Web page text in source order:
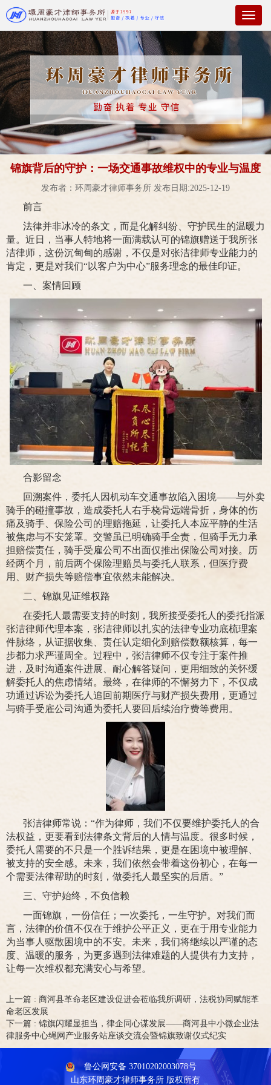
Toggle
锦旗背后的守护：一场交通事故维权中的专业与温度
发布者：环周豪才律师事务所 发布日期:2025-12-19
前言
法律并非冰冷的条文，而是化解纠纷、守护民生的温暖力
量。近日，当事人特地将一面满载认可的锦旗赠送于我所张
洁律师，这份沉甸甸的感谢，不仅是对张洁律师专业能力的
肯定，更是对我们“以客户为中心”服务理念的最佳印证。
一、案情回顾
合影留念
回溯案件，委托人因机动车交通事故陷入困境——与外卖
骑手的碰撞事故，造成委托人右手桡骨远端骨折，身体的伤
痛及骑手、保险公司的理赔拖延，让委托人本应平静的生活
被焦虑与不安笼罩。交警虽已明确骑手全责，但骑手无力承
担赔偿责任，骑手受雇公司不出面仅推出保险公司对接。历
经两个月，前后两个保险理赔员与委托人联系，但医疗费
用、财产损失等赔偿事宜依然未能解决。
二、锦旗见证维权路
在委托人最需要支持的时刻，我所接受委托人的委托指派
张洁律师代理本案，张洁律师以扎实的法律专业功底梳理案
件脉络，从证据收集、责任认定细化到赔偿数额核算，每一
步都力求严谨周全。过程中，张洁律师不仅专注于案件推
进，及时沟通案件进展、耐心解答疑问，更用细致的关怀缓
解委托人的焦虑情绪。最终，在律师的不懈努力下，不仅成
功通过诉讼为委托人追回前期医疗与财产损失费用，更通过
与骑手受雇公司沟通为委托人要回后续治疗费等费用。
张洁律师常说：“作为律师，我们不仅要维护委托人的合
法权益，更要看到法律条文背后的人情与温度。很多时候，
委托人需要的不只是一个胜诉结果，更是在困境中被理解、
被支持的安全感。未来，我们依然会带着这份初心，在每一
个需要法律帮助的时刻，做委托人最坚实的后盾。”
三、守护始终，不负信赖
一面锦旗，一份信任；一次委托，一生守护。对我们而
言，法律的价值不仅在于维护公平正义，更在于用专业能力
为当事人驱散困境中的不安。未来，我们将继续以严谨的态
度、温暖的服务，为更多遇到法律难题的人提供有力支持，
让每一次维权都充满安心与希望。
上一篇 : 商河县革命老区建设促进会莅临我所调研，法税协同赋能革
命老区发展
下一篇 : 锦旗闪耀显担当，律企同心谋发展——商河县中小微企业法
律服务中心绳网产业服务站座谈交流会暨锦旗致谢仪式纪实
鲁公网安备 37010202003078号
山东环周豪才律师事务所 版权所有